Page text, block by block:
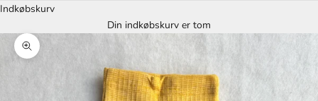
Indkøbskurv
Din indkøbskurv er tom
Zoom